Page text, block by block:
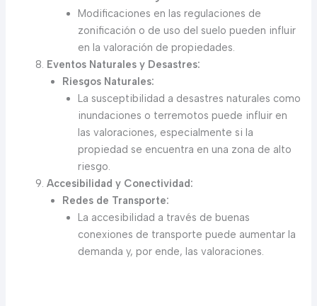
Modificaciones en las regulaciones de
zonificación o de uso del suelo pueden influir
en la valoración de propiedades.
Eventos Naturales y Desastres:
Riesgos Naturales:
La susceptibilidad a desastres naturales como
inundaciones o terremotos puede influir en
las valoraciones, especialmente si la
propiedad se encuentra en una zona de alto
riesgo.
Accesibilidad y Conectividad:
Redes de Transporte:
La accesibilidad a través de buenas
conexiones de transporte puede aumentar la
demanda y, por ende, las valoraciones.